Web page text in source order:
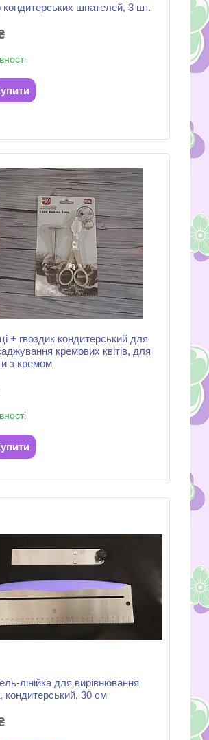
кондитерських шпателей, 3 шт.
+ гвоздик кондитерський для
кремових квітів, для
з кремом
лінійка для вирівнювання
кондитерський, 30 см